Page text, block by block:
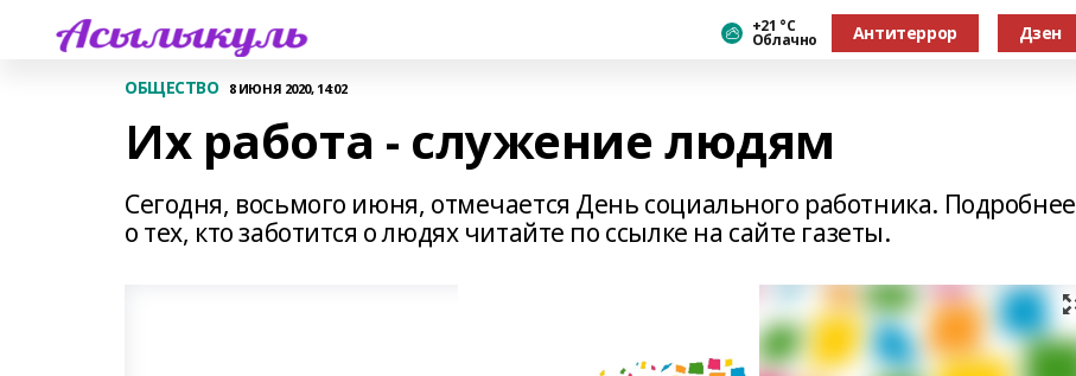
+21 °С
Облачно Антитеррор Дзен
ОБЩЕСТВО 8 ИЮНЯ 2020, 14:02
Их работа - служение людям
Сегодня, восьмого июня, отмечается День социального работника. Подробнее
о тех, кто заботится о людях читайте по ссылке на сайте газеты.